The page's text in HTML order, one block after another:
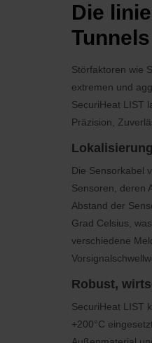
Die
Störfaktoren wie
extremen und
SecuriHeat LIST
Präzision,
Die Sensorkabel
Sensoren, deren
Abstand der
Grad Celsius,
verschiedene
Robust,
SecuriHeat LIST
+200°C